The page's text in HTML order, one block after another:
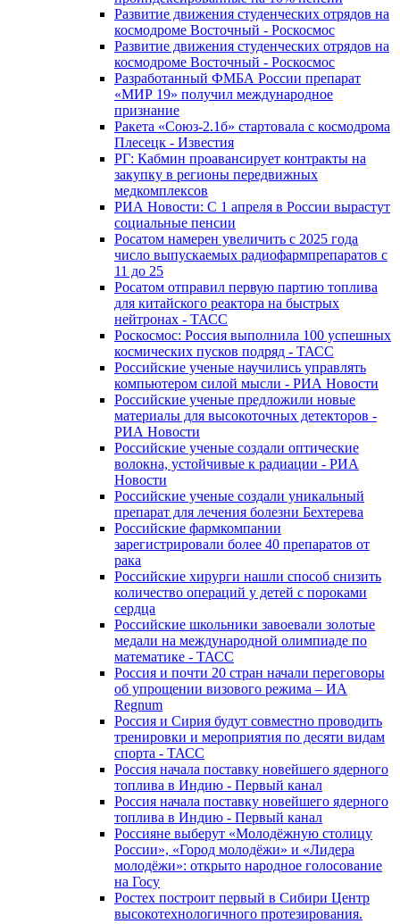
Развитие движения студенческих отрядов на
космодроме Восточный - Роскосмос
Развитие движения студенческих отрядов на
космодроме Восточный - Роскосмос
Разработанный ФМБА России препарат
«МИР 19» получил международное
признание
Ракета «Союз-2.1б» стартовала с космодрома
Плесецк - Известия
РГ: Кабмин проавансирует контракты на
закупку в регионы передвижных
медкомплексов
РИА Новости: С 1 апреля в России вырастут
социальные пенсии
Росатом намерен увеличить с 2025 года
число выпускаемых радиофармпрепаратов с
11 до 25
Росатом отправил первую партию топлива
для китайского реактора на быстрых
нейтронах - ТАСС
Роскосмос: Россия выполнила 100 успешных
космических пусков подряд - ТАСС
Российские ученые научились управлять
компьютером силой мысли - РИА Новости
Российские ученые предложили новые
материалы для высокоточных детекторов -
РИА Новости
Российские ученые создали оптические
волокна, устойчивые к радиации - РИА
Новости
Российские ученые создали уникальный
препарат для лечения болезни Бехтерева
Российские фармкомпании
зарегистрировали более 40 препаратов от
рака
Российские хирурги нашли способ снизить
количество операций у детей с пороками
сердца
Российские школьники завоевали золотые
медали на международной олимпиаде по
математике - ТАСС
Россия и почти 20 стран начали переговоры
об упрощении визового режима – ИА
Regnum
Россия и Сирия будут совместно проводить
тренировки и мероприятия по десяти видам
спорта - ТАСС
Россия начала поставку новейшего ядерного
топлива в Индию - Первый канал
Россия начала поставку новейшего ядерного
топлива в Индию - Первый канал
Россияне выберут «Молодёжную столицу
России», «Город молодёжи» и «Лидера
молодёжи»: открыто народное голосование
на Госу
Ростех построит первый в Сибири Центр
высокотехнологичного протезирования.